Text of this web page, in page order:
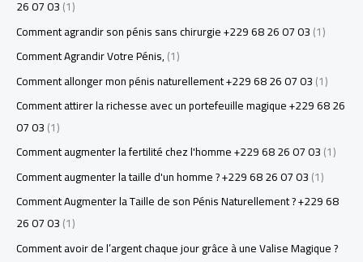
26 07 03(1)
Comment agrandir son pénis sans chirurgie +229 68 26 07 03(1)
Comment Agrandir Votre Pénis,(1)
Comment allonger mon pénis naturellement +229 68 26 07 03(1)
Comment attirer la richesse avec un portefeuille magique +229 68 26
07 03(1)
Comment augmenter la fertilité chez l'homme +229 68 26 07 03(1)
Comment augmenter la taille d'un homme ? +229 68 26 07 03(1)
Comment Augmenter la Taille de son Pénis Naturellement ? +229 68
26 07 03(1)
Comment avoir de l’argent chaque jour grâce à une Valise Magique ?